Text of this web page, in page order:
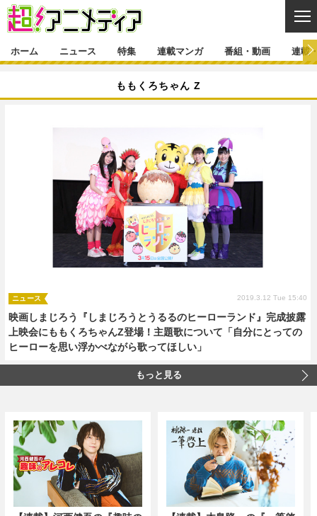
ゲーム・アプリ マンガ
音楽
グッズ イベント
声優 コスプレ
舞台 新帝スタ
カバー
インタビュー レポート
ラキりす
連載マンガ一覧 連載一覧
番組・動画一覧 ラジオ
動画
連載・ブログ一覧 コラム
編集部ブログ・お知らせ
ホーム ニュース 特集 連載マンガ 番組・動画 連載
ももくろちゃん Z
映画しまじろう『しまじろうとうるるのヒーローランド』完成披露
上映会にももくろちゃんZ登場！主題歌について「自分にとっての
ヒーローを思い浮かべながら歌ってほしい」
ニュース 2019.3.12 Tue 15:40
もっと見る